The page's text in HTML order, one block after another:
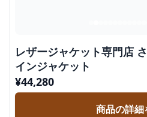
レザージャケット専門店
インジャケット
¥44,280
商品の詳細